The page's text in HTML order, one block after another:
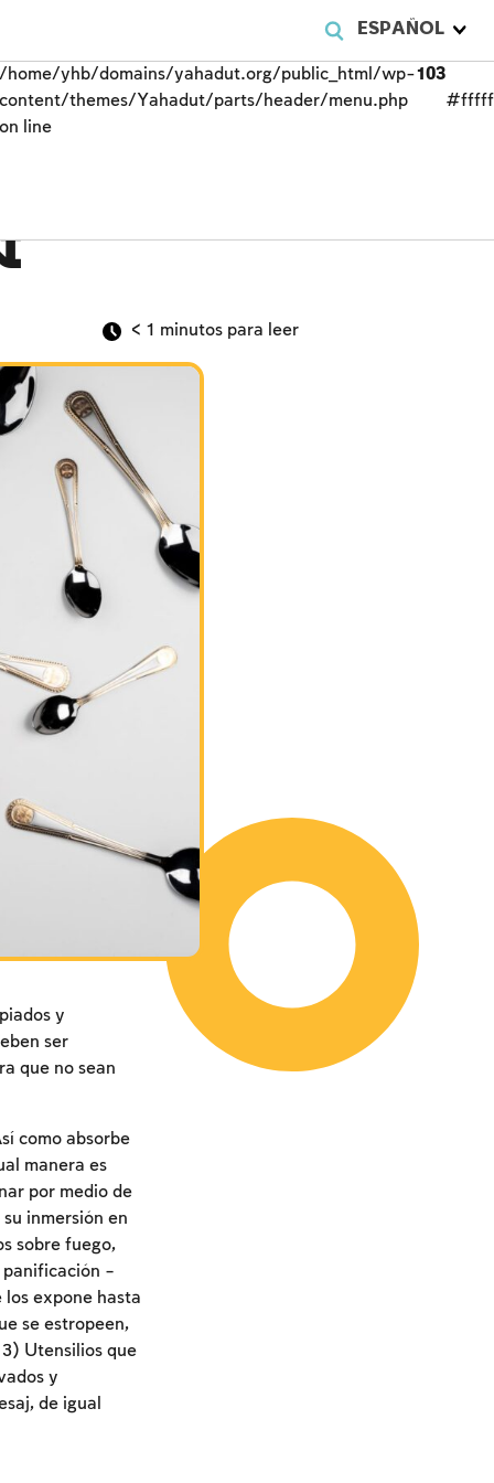
ESPAÑOL
/home/yhb/domains/yahadut.org/public_html/wp-
content/themes/Yahadut/parts/header/menu.php
on line
103
< 1 minutos para leer
y
ser
que no sean
como absorbe
manera es
por medio de
inmersión en
sobre fuego,
panificación –
expone hasta
se estropeen,
Utensilios que
y
de igual